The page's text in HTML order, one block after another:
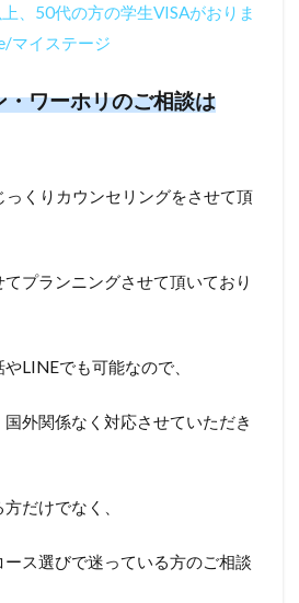
、50代の方の学生VISAがおりま
マイステージ
ワーホリのご相談は
くりカウンセリングをさせて頂
プランニングさせて頂いており
LINEでも可能なので、
外関係なく対応させていただき
だけでなく、
ス選びで迷っている方のご相談